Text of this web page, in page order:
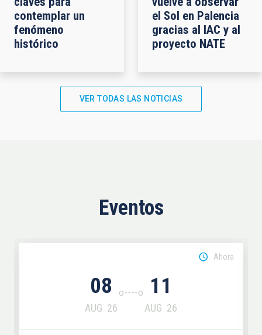
contemplar un
fenómeno
histórico
el Sol en Palencia
gracias al IAC y al
proyecto NATE
VER TODAS LAS NOTICIAS
Eventos
08
AUG 26
11
AUG 26
Ahora